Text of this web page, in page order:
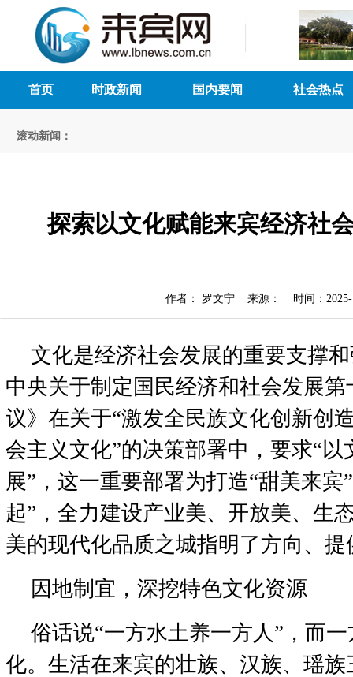
首页 时政新闻 国内要闻 社会热点
滚动新闻：
探索以文化赋能来宾经济社
作者： 罗文宁 来源： 时间：2025-
文化是经济社会发展的重要支撑
中央关于制定国民经济和社会发展
议》在关于“激发全民族文化创新创
会主义文化”的决策部署中，要求“
展”，这一重要部署为打造“甜美来宾
起”，全力建设产业美、开放美、生
美的现代化品质之城指明了方向、提
因地制宜，深挖特色文化资源
俗话说“一方水土养一方人”，而
化。生活在来宾的壮族、汉族、瑶